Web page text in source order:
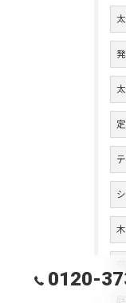
0120-